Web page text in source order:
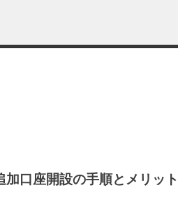
口座開設の手順とメリット